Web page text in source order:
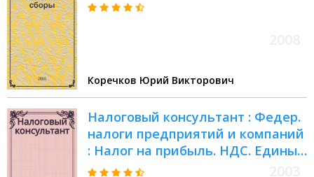
Коречков Юрий Викторович
Налоговый консультант : Федер.
налоги предприятий и компаний
: Налог на прибыль. НДС. Единый
социал. налог